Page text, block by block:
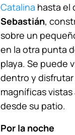
Catalina hasta el
Sebastián,
sobre un
en la otra punta
playa. Se puede
dentro y disfrutar
magníficas vistas
desde su patio.
Por la noche